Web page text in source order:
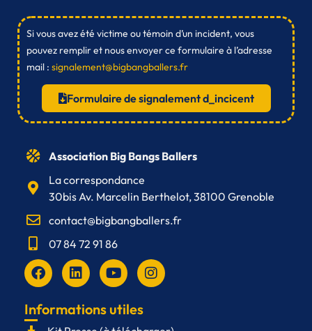
Si vous avez été victime ou témoin d’un incident, vous
pouvez remplir et nous envoyer ce formulaire à l’adresse
mail : signalement@bigbangballers.fr
Formulaire de signalement d_incicent
Association Big Bangs Ballers
La correspondance
30bis Av. Marcelin Berthelot, 38100 Grenoble
contact@bigbangballers.fr
07 84 72 91 86
F
a
e
b
L
i
k
Y
o
t
I
n
Informations utiles